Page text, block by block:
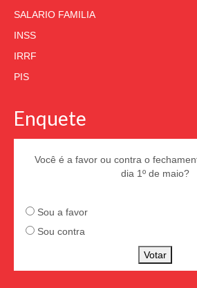
SALARIO FAMILIA
INSS
IRRF
PIS
Enquete
Você é a favor ou contra o
dia 1º de maio?
Sou a favor
Sou contra
Votar